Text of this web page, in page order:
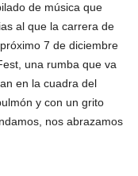
de música que
al que la carrera de
7 de diciembre
una rumba que va
en la cuadra del
y con un grito
nos abrazamos